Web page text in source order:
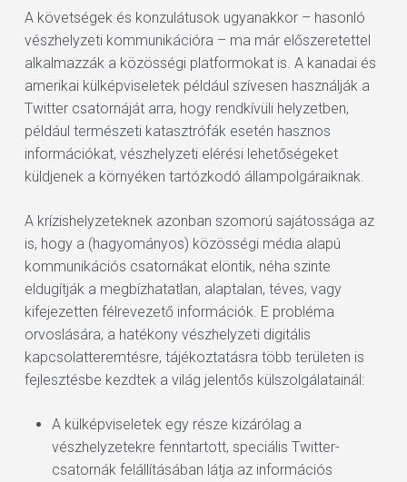
A követségek és konzulátusok ugyanakkor – hasonló
vészhelyzeti kommunikációra – ma már előszeretettel
alkalmazzák a közösségi platformokat is. A kanadai és
amerikai külképviseletek például szívesen használják a
Twitter csatornáját arra, hogy rendkívüli helyzetben,
például természeti katasztrófák esetén hasznos
információkat, vészhelyzeti elérési lehetőségeket
küldjenek a környéken tartózkodó állampolgáraiknak.
A krízishelyzeteknek azonban szomorú sajátossága az
is, hogy a (hagyományos) közösségi média alapú
kommunikációs csatornákat elöntik, néha szinte
eldugítják a megbízhatatlan, alaptalan, téves, vagy
kifejezetten félrevezető információk. E probléma
orvoslására, a hatékony vészhelyzeti digitális
kapcsolatteremtésre, tájékoztatásra több területen is
fejlesztésbe kezdtek a világ jelentős külszolgálatainál:
A külképviseletek egy része kizárólag a
vészhelyzetekre fenntartott, speciális Twitter-
csatornák felállításában látja az információs